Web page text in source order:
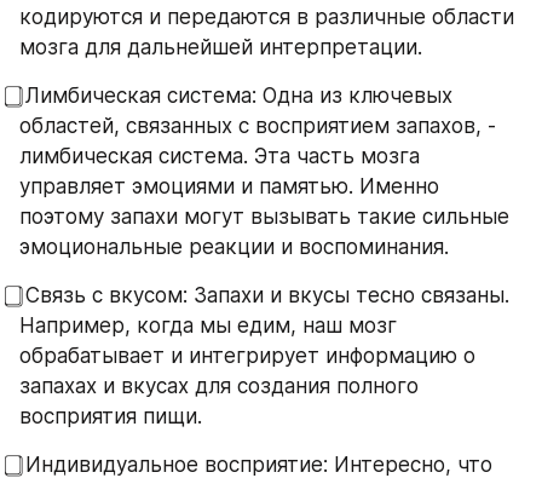
кодируются и передаются в различные области
мозга для дальнейшей интерпретации.
⃣ Лимбическая система: Одна из ключевых
областей, связанных с восприятием запахов, -
лимбическая система. Эта часть мозга
управляет эмоциями и памятью. Именно
поэтому запахи могут вызывать такие сильные
эмоциональные реакции и воспоминания.
⃣ Связь с вкусом: Запахи и вкусы тесно связаны.
Например, когда мы едим, наш мозг
обрабатывает и интегрирует информацию о
запахах и вкусах для создания полного
восприятия пищи.
⃣ Индивидуальное восприятие: Интересно, что